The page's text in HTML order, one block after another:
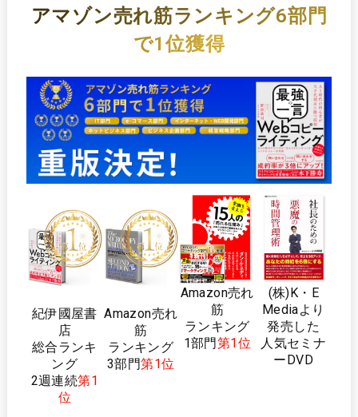
アマゾン売れ筋ランキング6部門
で1位獲得
紀伊國屋書
店
総合ランキ
ング
2週連続第1
位
Amazon売れ
筋
ランキング
3部門第1位
Amazon売れ
筋
ランキング
1部門第1位
(株)K・E
Mediaより
発売した
人気セミナ
ーDVD